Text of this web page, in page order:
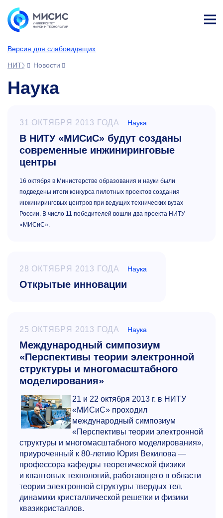
Версия для слабовидящих
НИТУ МИСИС
Новости
Наука
31 ОКТЯБРЯ 2013 ГОДА Наука
В НИТУ «МИСиС» будут созданы
современные инжиниринговые
центры
16 октября в Министерстве образования и науки были
подведены итоги конкурса пилотных проектов создания
инжиниринговых центров при ведущих технических вузах
России. В число 11 победителей вошли два проекта НИТУ
«МИСиС».
28 ОКТЯБРЯ 2013 ГОДА Наука
Открытые инновации
25 ОКТЯБРЯ 2013 ГОДА Наука
Международный симпозиум
«Перспективы теории электронной
структуры и многомасштабного
моделирования»
21 и 22 октября 2013 г. в НИТУ
«МИСиС» проходил
международный симпозиум
«Перспективы теории электронной
структуры и многомасштабного моделирования»,
приуроченный к 80-летию Юрия Векилова —
профессора кафедры теоретической физики
и квантовых технологий, работающего в области
теории электронной структуры твердых тел,
динамики кристаллической решетки и физики
квазикристаллов.